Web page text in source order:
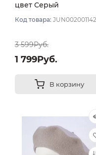
цвет Серый
Код товара:
3 599Руб.
1 799Руб.
В корзину